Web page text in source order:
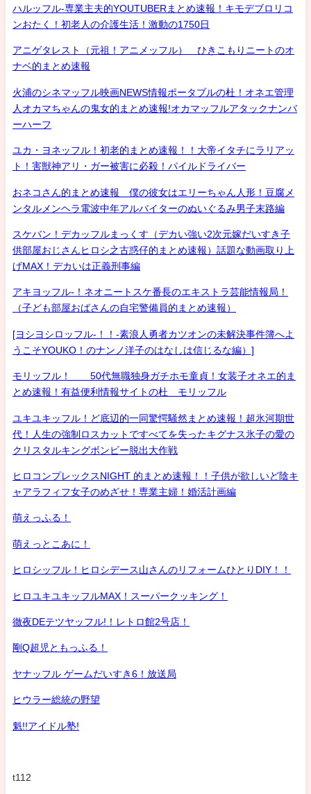
ハルッフル-専業主夫的YOUTUBERまとめ速報！キモデブロリコ
ンおたく！初老人の介護生活！激動の1750日
アニゲタレスト（元祖！アニメッフル） ひきこもりニートのオ
ナベ的まとめ速報
火浦のシネマッフル映画NEWS情報ポータブルの杜！オネエ管理
人オカマちゃんの鬼女的まとめ速報!オカマッフルアタックナンバ
ーハーフ
ユカ・ヨネッフル！初老的まとめ速報！！大帝イタチにラリアッ
ト！害獣神アリ・ガー被害に必殺！パイルドライバー
おネコさん的まとめ速報 僕の彼女はエリーちゃん人形！豆腐メ
ンタルメンヘラ電波中年アルバイターのぬいぐるみ男子末路編
スケバン！デカッフルまっくす（デカい強い2次元嫁だいすき子
供部屋おじさんヒロシ之古惑仔的まとめ速報）話題な動画取り上
げMAX！デカいは正義刑事編
アキヨッフル-！ネオニートスケ番長のエキストラ芸能情報局！
（子ども部屋おばさんの自宅警備員的まとめ速報）
[ヨシヨシロッフル-！！-素浪人勇者カツオンの未解決事件簿へよ
うこそYOUKO！のナンノ洋子のはなしは信じるな編）]
モリッフル！ 50代無職独身ガチホモ童貞！女装子オネエ的ま
とめ速報！有益便利情報サイトの杜 モリッフル
ユキユキッフル！ど底辺的一同驚愕騒然まとめ速報！超氷河期世
代！人生の強制ロスカットですべてを失ったキグナス氷子の愛の
クリスタルキングボンビー脱出大作戦
ヒロコンプレックスNIGHT 的まとめ速報！！子供が欲しいど陰キ
ャアラフィフ女子のめざせ！専業主婦！婚活計画編
萌えっふる！
萌えっとこあに！
ヒロシッフル！ヒロシデース山さんのリフォームひとりDIY！！
ヒロユキユキッフルMAX！スーパークッキング！
徹夜DEテツヤッフル!！レトロ館2号店！
剛Q超児ともっふる！
ヤナッフル ゲームだいすき6！放送局
ヒウラー総統の野望
魁!!アイドル塾!
t112